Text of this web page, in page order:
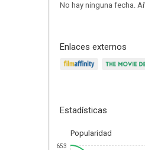
No hay ninguna fecha.
Enlaces externos
Estadísticas
Popularidad
653